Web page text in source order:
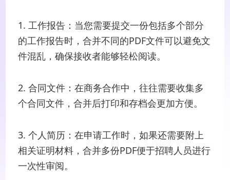
1. 工作报告：当您需要提交一份包括多个部分
的工作报告时，合并不同的PDF文件可以避免文
件混乱，确保接收者能够轻松阅读。
2. 合同文件：在商务合作中，往往需要收集多
个合同文件，合并后打印和存档会更加方便。
3. 个人简历：在申请工作时，如果还需要附上
相关证明材料，合并多份PDF便于招聘人员进行
一次性审阅。